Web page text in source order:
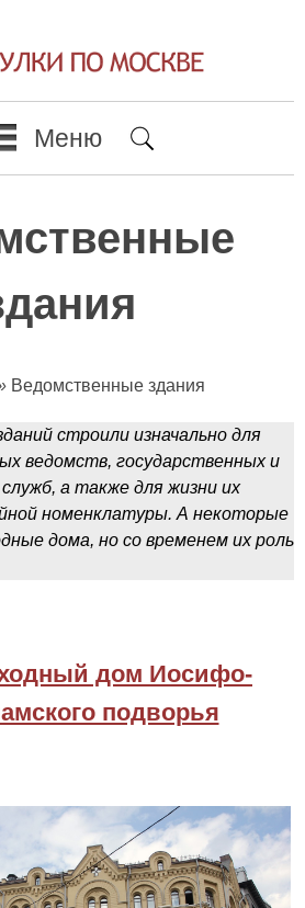
Меню
Ведомственные здания
строили изначально для
ведомств, государственных и
а также для жизни их
номенклатуры. А некоторые
дома, но со временем их роль
дом Иосифо-
подворья